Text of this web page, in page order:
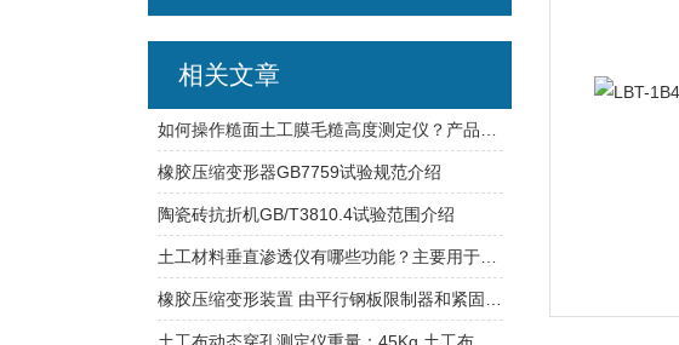
相关文章
橡胶压缩变形器GB7759试验规范介绍
陶瓷砖抗折机GB/T3810.4试验范围介绍
土工材料垂直渗透仪有哪些功能？主要用于测量什么材料？